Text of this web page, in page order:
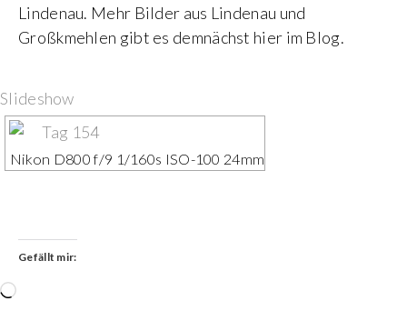
Lindenau. Mehr Bilder aus Lindenau und
Großkmehlen gibt es demnächst hier im Blog.
Slideshow
Nikon D800 f/9 1/160s ISO-100 24mm
Gefällt mir:
Wird